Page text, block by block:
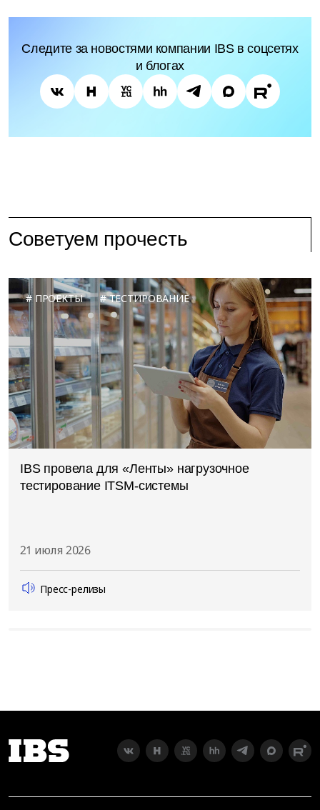
Следите за новостями компании IBS в соцсетях
и блогах
Советуем прочесть
ПРОЕКТЫ ТЕСТИРОВАНИЕ
IBS провела для «Ленты» нагрузочное
тестирование ITSM-системы
21 июля 2026
Пресс-релизы